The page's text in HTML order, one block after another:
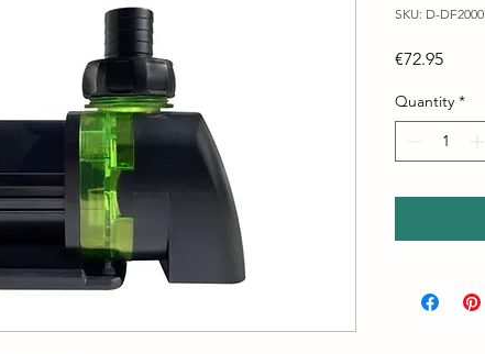
SKU: D-DF2000
€72.95Price
Quantity *